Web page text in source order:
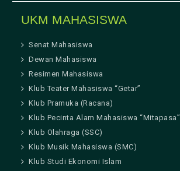
UKM MAHASISWA
Senat Mahasiswa
Dewan Mahasiswa
Resimen Mahasiswa
Klub Teater Mahasiswa “Getar”
Klub Pramuka (Racana)
Klub Pecinta Alam Mahasiswa “Mitapasa”
Klub Olahraga (SSC)
Klub Musik Mahasiswa (SMC)
Klub Studi Ekonomi Islam